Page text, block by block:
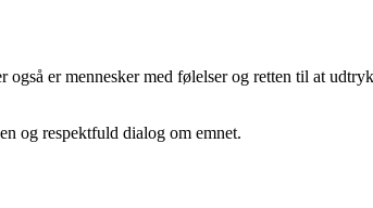
er mennesker med følelser og retten til at
og respektfuld dialog om emnet.